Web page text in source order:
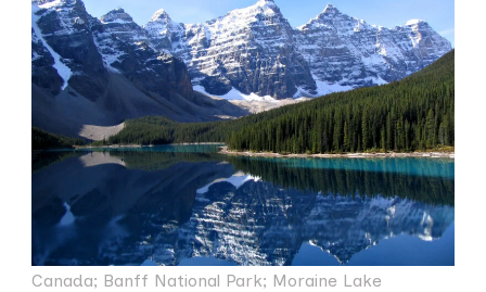
Canada; Banff National Park; Moraine Lake